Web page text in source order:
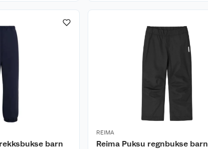
barn
REIMA
Reima Puksu regnbukse barn